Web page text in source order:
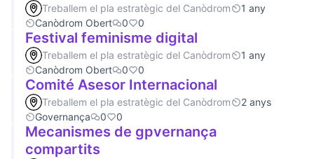
Treballem el pla estratègic del Canòdrom
1 any
Canòdrom Obert
0 0
Festival feminisme digital
Treballem el pla estratègic del Canòdrom
1 any
Canòdrom Obert
0 0
Comité Asesor Internacional
Treballem el pla estratègic del Canòdrom
2 anys
Governança
0 0
Mecanismes de gpvernança
compartits